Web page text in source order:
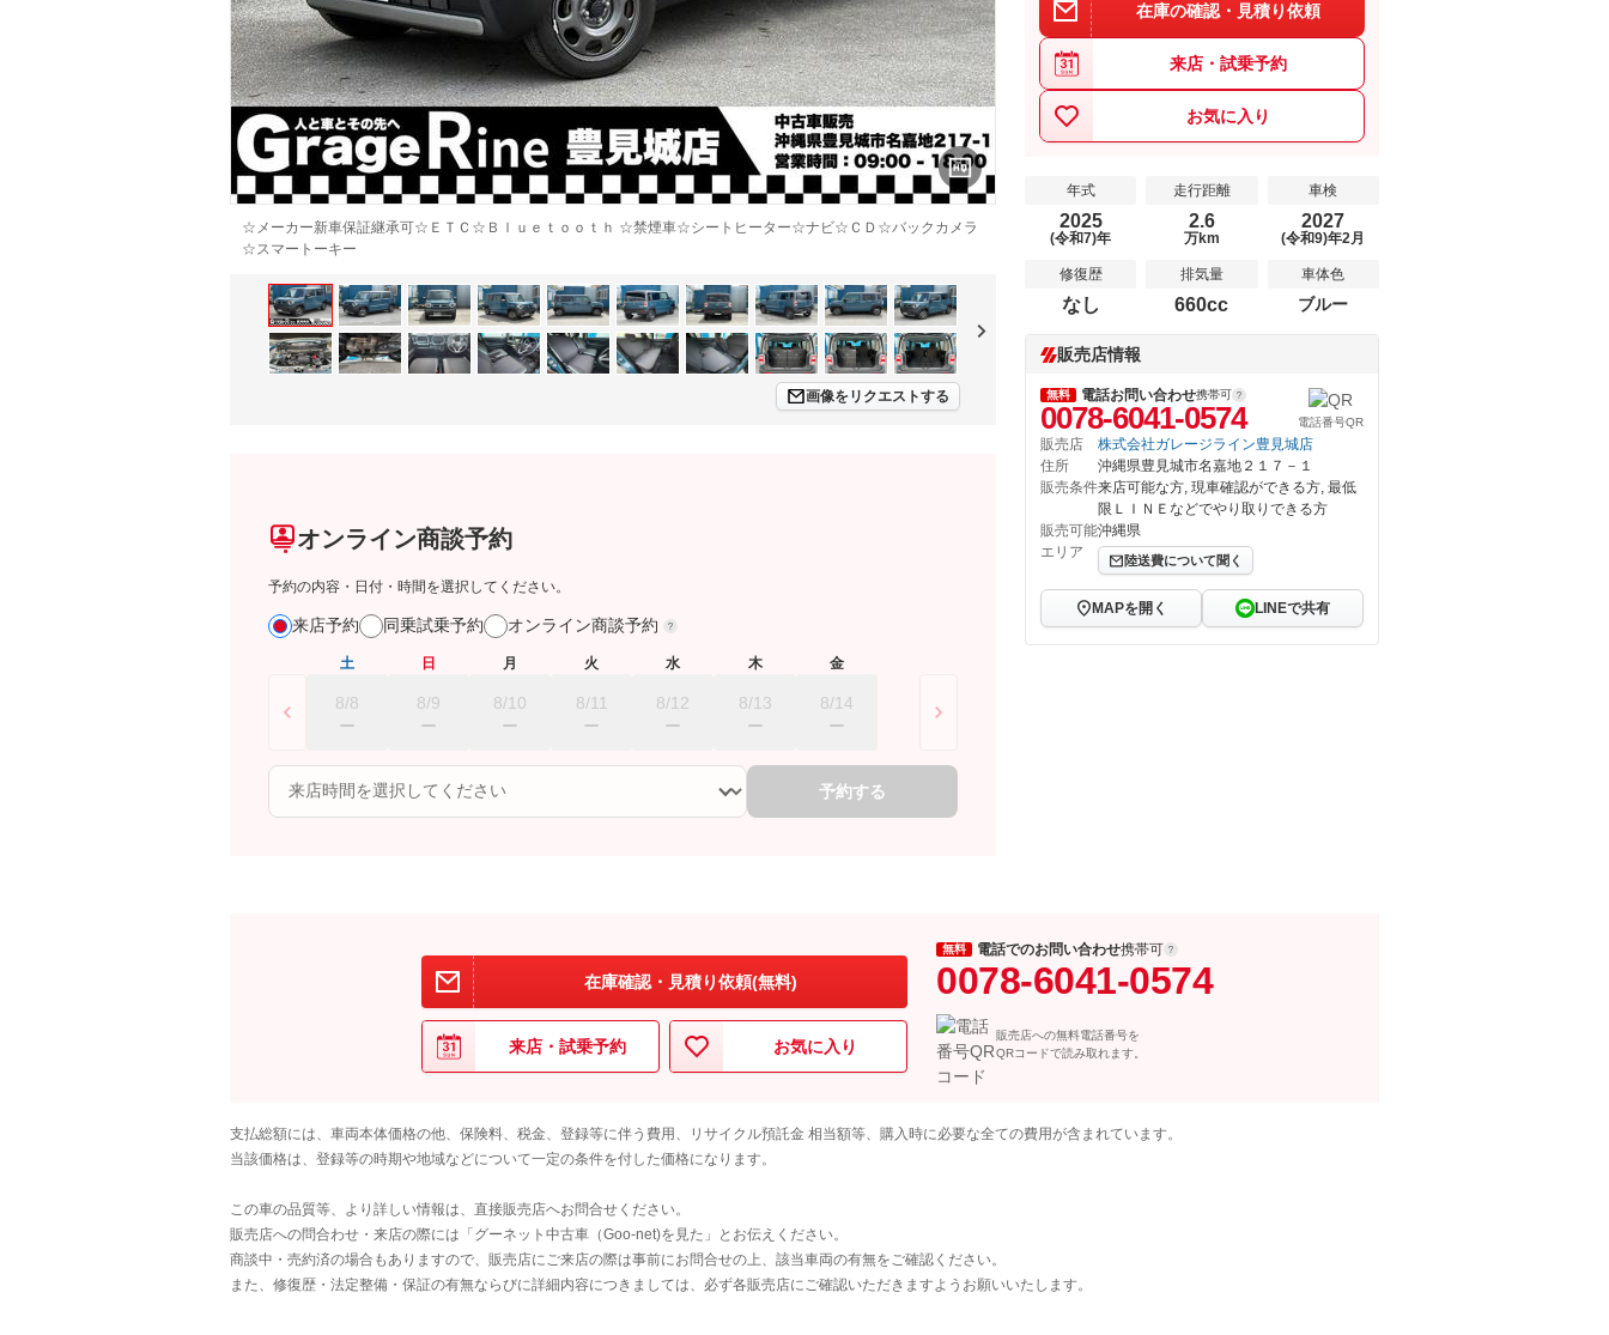
☆メーカー新車保証継承可☆ＥＴＣ☆Ｂｌｕｅｔｏｏｔｈ ☆禁煙車☆シートヒーター☆ナビ☆ＣＤ☆バックカメラ
☆スマートーキー
画像をリクエストする
オンライン商談予約
予約の内容・日付・時間を選択してください。
来店予約 同乗試乗予約 オンライン商談予約
土
8/8
日
8/9
月
8/10
火
8/11
水
8/12
木
8/13
金
8/14
予約する
在庫の確認・見積り依頼
来店・試乗予約
お気に入り
年式
2025
(令和7)年
走行距離
2.6
万km
車検
2027
(令和9)年2月
修復歴
なし
排気量
660cc
車体色
ブルー
販売店情報
無料 電話お問い合わせ携帯可
0078-6041-0574 電話番号QR
販売店
株式会社ガレージライン豊見城店
住所
沖縄県豊見城市名嘉地２１７－１
販売条件来店可能な方, 現車確認ができる方, 最低
限ＬＩＮＥなどでやり取りできる方
販売可能
エリア
沖縄県
陸送費について聞く
MAPを開く LINEで共有
在庫確認・見積り依頼(無料)
来店・試乗予約 お気に入り
無料 電話でのお問い合わせ携帯可
0078-6041-0574
販売店への無料電話番号を
QRコードで読み取れます。
支払総額には、車両本体価格の他、保険料、税金、登録等に伴う費用、リサイクル預託金 相当額等、購入時に必要な全ての費用が含まれています。
当該価格は、登録等の時期や地域などについて一定の条件を付した価格になります。
この車の品質等、より詳しい情報は、直接販売店へお問合せください。
販売店への問合わせ・来店の際には「グーネット中古車（Goo-net)を見た」とお伝えください。
商談中・売約済の場合もありますので、販売店にご来店の際は事前にお問合せの上、該当車両の有無をご確認ください。
また、修復歴・法定整備・保証の有無ならびに詳細内容につきましては、必ず各販売店にご確認いただきますようお願いいたします。